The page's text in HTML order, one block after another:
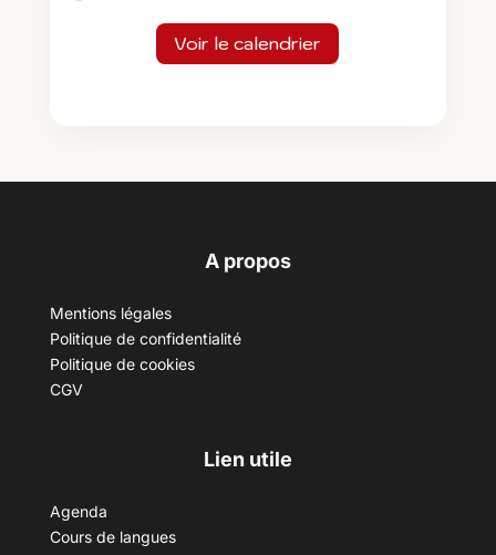
Voir le calendrier
A propos
Mentions légales
Politique de confidentialité
Politique de cookies
CGV
Lien utile
Agenda
Cours de langues